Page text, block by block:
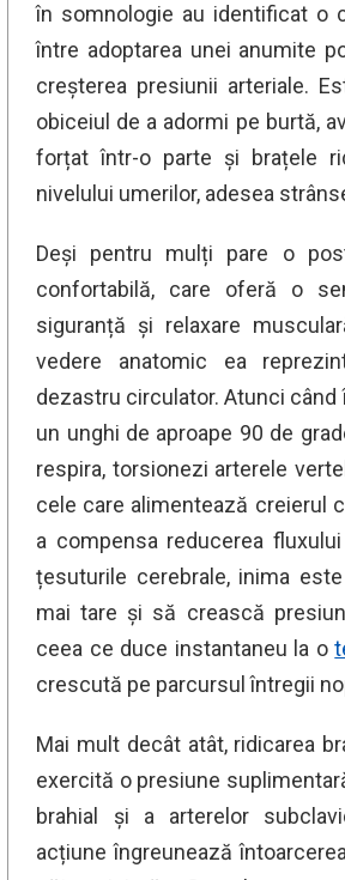
în somnologie au identificat o
între adoptarea unei anumite
creșterea presiunii arteriale.
obiceiul de a adormi pe burtă,
forțat într-o parte și brațele
nivelului umerilor, adesea
Deși pentru mulți pare o
confortabilă, care oferă o
siguranță și relaxare
vedere anatomic ea
dezastru circulator. Atunci când
un unghi de aproape 90 de
respira, torsionezi arterele
cele care alimentează creierul
a compensa reducerea
țesuturile cerebrale, inima
mai tare și să crească
ceea ce duce instantaneu la o
crescută pe parcursul întregii
Mai mult decât atât, ridicarea
exercită o presiune
brahial și a arterelor
acțiune îngreunează